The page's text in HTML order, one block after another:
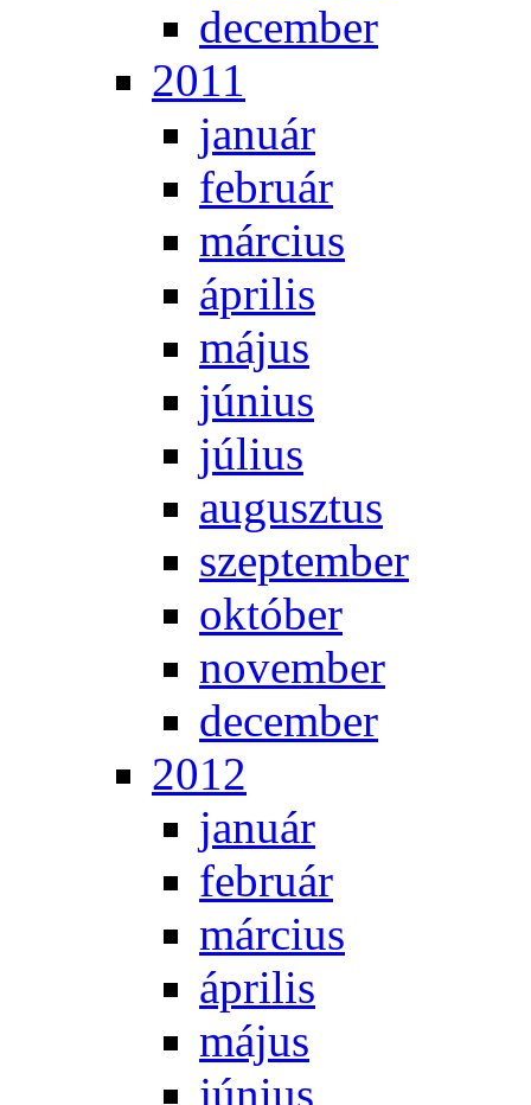
de­cem­ber
2011
ja­nu­ár
feb­ru­ár
már­ci­us
áp­ri­lis
má­jus
jú­ni­us
jú­li­us
au­gusz­tus
szep­tem­ber
ok­tó­ber
no­vem­ber
de­cem­ber
2012
ja­nu­ár
feb­ru­ár
már­ci­us
áp­ri­lis
má­jus
jú­ni­us